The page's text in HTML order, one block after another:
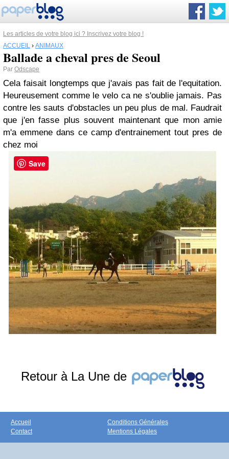
Les articles de votre blog ici ? Inscrivez votre blog !
ACCUEIL › ANIMAUX
Ballade a cheval pres de Seoul
Par Odscape
Cela faisait longtemps que j'avais pas fait de l'equitation.
Heureusement comme le velo ca ne s'oublie jamais. Pas
contre les sauts d'obstacles un peu plus de mal. Faudrait
que j'en fasse plus souvent maintenant que mon amie
m'a emmene dans ce camp d'entrainement tout pres de
chez moi
Retour à La Une de
Accueil
Contact
Conditions Générales
Mentions Légales
Save